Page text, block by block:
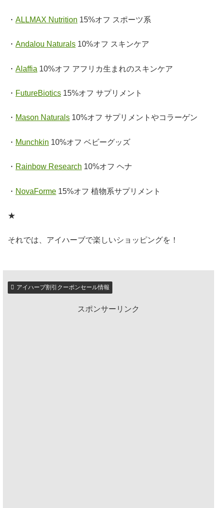
・ ALLMAX Nutrition 15%オフ スポーツ系
・ Andalou Naturals 10%オフ スキンケア
・ Alaffia 10%オフ アフリカ生まれのスキンケア
・ FutureBiotics 15%オフ サプリメント
・ Mason Naturals 10%オフ サプリメントやコラーゲン
・ Munchkin 10%オフ ベビーグッズ
・ Rainbow Research 10%オフ ヘナ
・ NovaForme 15%オフ 植物系サプリメント
★
それでは、アイハーブで楽しいショッピングを！
アイハーブ割引クーポンセール情報
スポンサーリンク